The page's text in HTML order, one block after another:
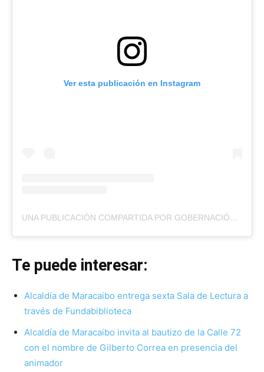
Ver esta publicación en Instagram
UNA PUBLICACIÓN COMPARTIDA POR GOBERNACIÓN DEL ZULIA
Te puede interesar:
Alcaldía de Maracaibo entrega sexta Sala de Lectura a
través de Fundabiblioteca
Alcaldía de Maracaibo invita al bautizo de la Calle 72
con el nombre de Gilberto Correa en presencia del
animador